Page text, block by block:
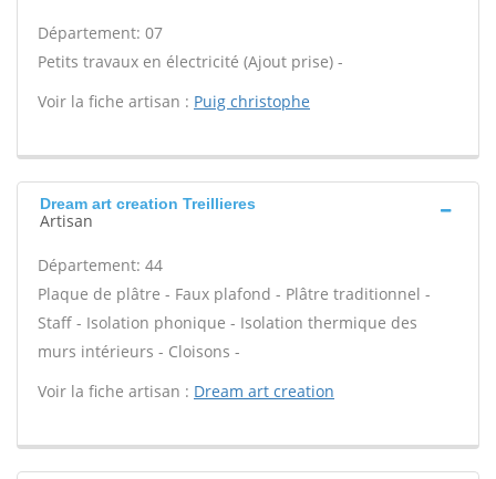
Département: 07
Petits travaux en électricité (Ajout prise) -
Voir la fiche artisan : Puig christophe
Dream art creation Treillieres
Artisan
Département: 44
Plaque de plâtre - Faux plafond - Plâtre traditionnel -
Staff - Isolation phonique - Isolation thermique des
murs intérieurs - Cloisons -
Voir la fiche artisan : Dream art creation